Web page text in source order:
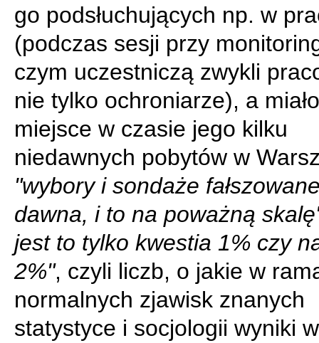
go podsłuchujących np. w
(podczas sesji przy
czym uczestniczą zwykli
nie tylko ochroniarze), a
miejsce w czasie jego kilku
niedawnych pobytów w
"wybory i sondaże
dawna, i to na poważną
jest to tylko kwestia 1% czy
2%", czyli liczb, o jakie w
normalnych zjawisk znanych
statystyce i socjologii wyniki w